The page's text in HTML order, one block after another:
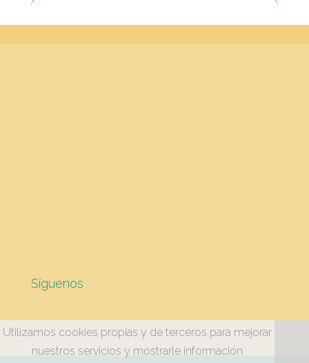
Síguenos
Utilizamos cookies propias y de terceros para mejorar
nuestros servicios y mostrarle información